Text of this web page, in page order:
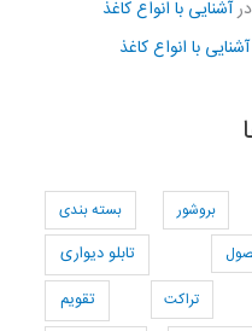
درآشنایی با انواع کاغذ
آشنایی با انواع کاغذ
بروشور
بسته بندی
تابلو دیواری
تراکت تقویم